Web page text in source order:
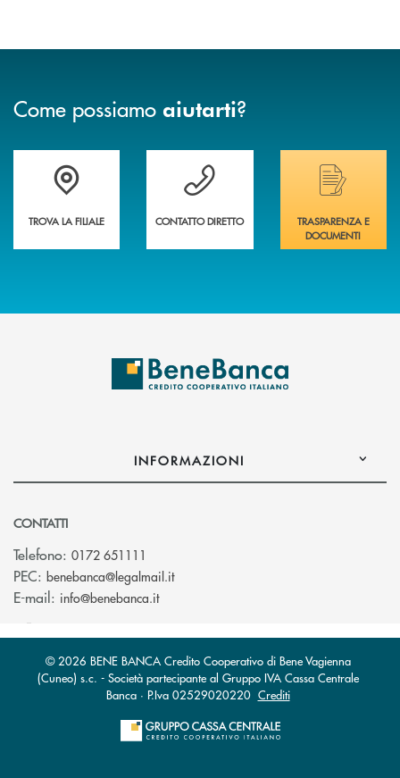
Come possiamo aiutarti?
Trova la filiale più vicina a te&nbsp;
TROVA LA FILIALE
Hai bisogno di assistenza immediata?
CONTATTO DIRETTO
Hai bisogno di
TRASPARENZA E
DOCUMENTI
INFORMAZIONI
CONTATTI
Telefono: 0172 651111
PEC: benebanca@legalmail.it(si apre l’app di posta elettronica)
E-mail: info@benebanca.it(si apre l’app di posta elettronica)
© 2026 BENE BANCA Credito Cooperativo di Bene Vagienna
(Cuneo) s.c. - Società partecipante al Gruppo IVA Cassa Centrale
Banca · P.Iva 02529020220 Crediti